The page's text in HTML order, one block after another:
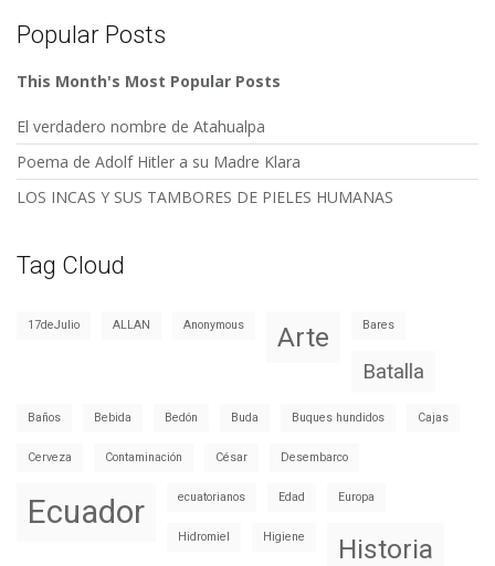
Popular Posts
This Month's Most Popular Posts
El verdadero nombre de Atahualpa
Poema de Adolf Hitler a su Madre Klara
LOS INCAS Y SUS TAMBORES DE PIELES HUMANAS
Tag Cloud
17deJulio ALLAN Anonymous Arte Bares
Batalla
Baños Bebida Bedón Buda Buques hundidos Cajas
Cerveza Contaminación César Desembarco
Ecuador ecuatorianos Edad Europa
Hidromiel Higiene Historia